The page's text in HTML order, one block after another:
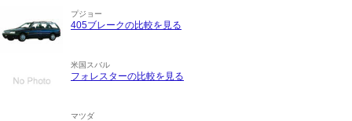
プジョー
405ブレークの比較を見る
米国スバル
フォレスターの比較を見る
マツダ